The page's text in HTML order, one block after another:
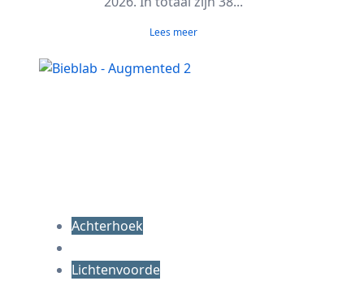
Lees meer
Achterhoek
Lichtenvoorde